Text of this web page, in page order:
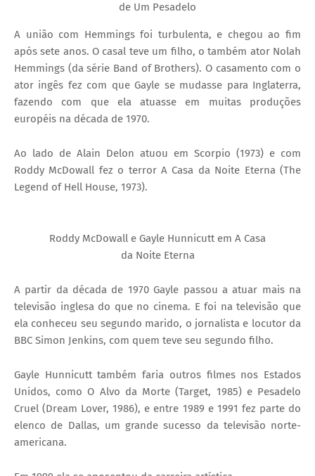
de Um Pesadelo
A união com Hemmings foi turbulenta, e chegou ao fim
após sete anos. O casal teve um filho, o também ator Nolah
Hemmings (da série Band of Brothers). O casamento com o
ator ingês fez com que Gayle se mudasse para Inglaterra,
fazendo com que ela atuasse em muitas produções
européis na década de 1970.
Ao lado de Alain Delon atuou em Scorpio (1973) e com
Roddy McDowall fez o terror A Casa da Noite Eterna (The
Legend of Hell House, 1973).
Roddy McDowall e Gayle Hunnicutt em A Casa
da Noite Eterna
A partir da década de 1970 Gayle passou a atuar mais na
televisão inglesa do que no cinema. E foi na televisão que
ela conheceu seu segundo marido, o jornalista e locutor da
BBC Simon Jenkins, com quem teve seu segundo filho.
Gayle Hunnicutt também faria outros filmes nos Estados
Unidos, como O Alvo da Morte (Target, 1985) e Pesadelo
Cruel (Dream Lover, 1986), e entre 1989 e 1991 fez parte do
elenco de Dallas, um grande sucesso da televisão norte-
americana.